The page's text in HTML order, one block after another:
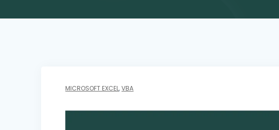
MICROSOFT EXCEL,VBA